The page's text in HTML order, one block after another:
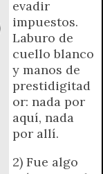
evadir
impuestos.
Laburo de
cuello blanco
y manos de
prestidigitad
or: nada por
aquí, nada
por allí.
2) Fue algo